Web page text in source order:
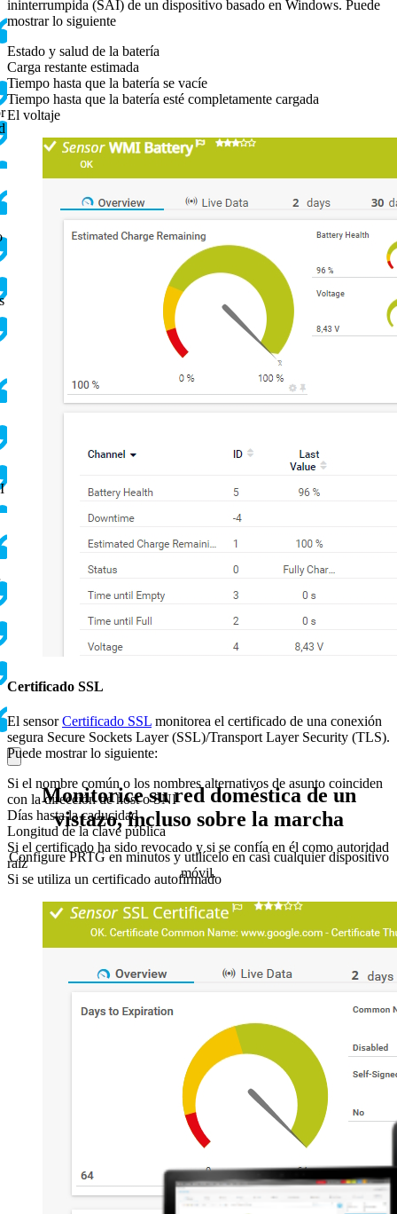
ininterrumpida (SAI) de un dispositivo basado en Windows. Puede
mostrar lo siguiente
Estado y salud de la batería
Carga restante estimada
Tiempo hasta que la batería se vacíe
Tiempo hasta que la batería esté completamente cargada
El voltaje
Certificado SSL
El sensorCertificado SSL monitorea el certificado de una conexión
segura Secure Sockets Layer (SSL)/Transport Layer Security (TLS).
Puede mostrar lo siguiente:
Si el nombre común o los nombres alternativos de asunto coinciden
con la dirección de host o SNI
Días hasta la caducidad
Longitud de la clave pública
Si el certificado ha sido revocado y si se confía en él como autoridad
raíz
Si se utiliza un certificado autofirmado
Monitorice su red doméstica de un
vistazo, incluso sobre la marcha
Configure PRTG en minutos y utilícelo en casi cualquier dispositivo
móvil.